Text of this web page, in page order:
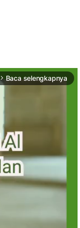
arrow_forward_ios Baca selengkapnya